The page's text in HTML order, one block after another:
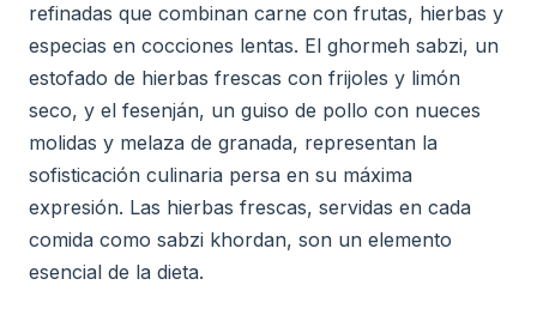
refinadas que combinan carne con frutas, hierbas y
especias en cocciones lentas. El ghormeh sabzi, un
estofado de hierbas frescas con frijoles y limón
seco, y el fesenján, un guiso de pollo con nueces
molidas y melaza de granada, representan la
sofisticación culinaria persa en su máxima
expresión. Las hierbas frescas, servidas en cada
comida como sabzi khordan, son un elemento
esencial de la dieta.